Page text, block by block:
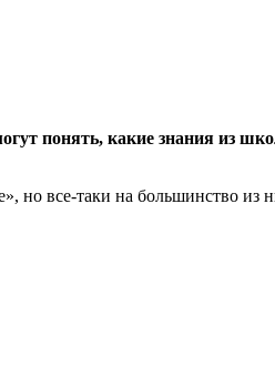
понять, какие знания из
но все-таки на большинство из